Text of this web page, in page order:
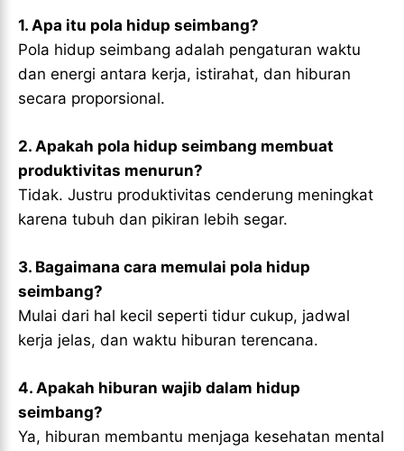
1. Apa itu pola hidup seimbang?
Pola hidup seimbang adalah pengaturan waktu
dan energi antara kerja, istirahat, dan hiburan
secara proporsional.
2. Apakah pola hidup seimbang membuat
produktivitas menurun?
Tidak. Justru produktivitas cenderung meningkat
karena tubuh dan pikiran lebih segar.
3. Bagaimana cara memulai pola hidup
seimbang?
Mulai dari hal kecil seperti tidur cukup, jadwal
kerja jelas, dan waktu hiburan terencana.
4. Apakah hiburan wajib dalam hidup
seimbang?
Ya, hiburan membantu menjaga kesehatan mental